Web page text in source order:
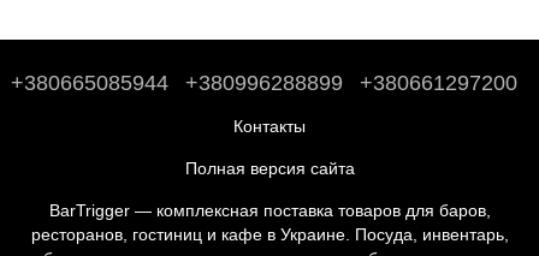
+380665085944 +380996288899 +380661297200
Контакты
Полная версия сайта
BarTrigger — комплексная поставка товаров для баров,
ресторанов, гостиниц и кафе в Украине. Посуда, инвентарь,